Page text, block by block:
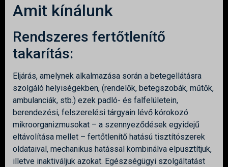
Amit kínálunk
Rendszeres fertőtlenítő
takarítás:
Eljárás, amelynek alkalmazása során a betegellátásra
szolgáló helyiségekben, (rendelők, betegszobák, műtők,
ambulanciák, stb.) ezek padló- és falfelületein,
berendezési, felszerelési tárgyain lévő kórokozó
mikroorganizmusokat – a szennyeződések egyidejű
eltávolítása mellet – fertőtlenítő hatású tisztítószerek
oldataival, mechanikus hatással kombinálva elpusztítjuk,
illetve inaktiváljuk azokat. Egészségügyi szolgáltatást